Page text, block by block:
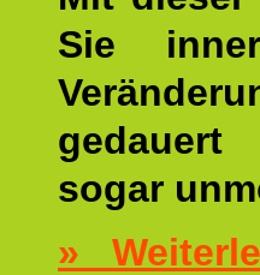
Sie
sogar
»